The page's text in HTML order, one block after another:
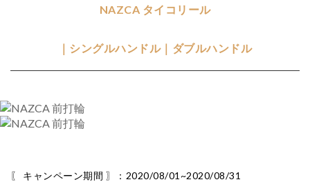
NAZCA タイコリール
｜シングルハンドル｜ダブルハンドル
〖 キャンペーン期間 〗：2020/08/01~2020/08/31